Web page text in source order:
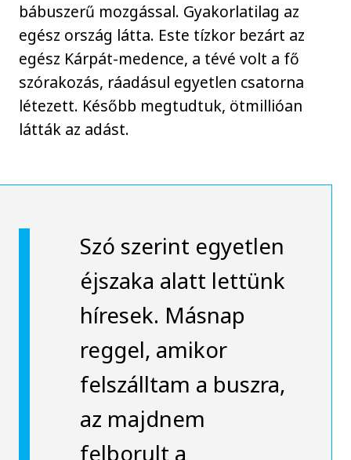
bábuszerű mozgással. Gyakorlatilag az
egész ország látta. Este tízkor bezárt az
egész Kárpát-medence, a tévé volt a fő
szórakozás, ráadásul egyetlen csatorna
létezett. Később megtudtuk, ötmillióan
látták az adást.
Szó szerint egyetlen
éjszaka alatt lettünk
híresek. Másnap
reggel, amikor
felszálltam a buszra,
az majdnem
felborult a